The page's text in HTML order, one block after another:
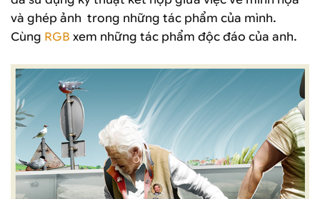
và ghép ảnh trong những tác phẩm của mình.
Cùng RGB xem những tác phẩm độc đáo của anh.